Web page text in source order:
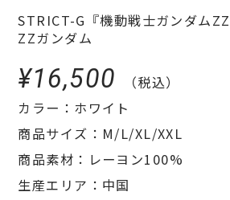
STRICT-G『機動戦士ガンダム
ZZガンダム
¥16,500
（税込）
カラー：ホワイト
商品サイズ：M/L/XL/XXL
商品素材：レーヨン100%
生産エリア：中国